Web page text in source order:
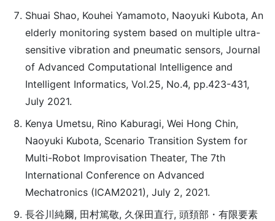
Shuai Shao, Kouhei Yamamoto, Naoyuki Kubota, An
elderly monitoring system based on multiple ultra-
sensitive vibration and pneumatic sensors, Journal
of Advanced Computational Intelligence and
Intelligent Informatics, Vol.25, No.4, pp.423-431,
July 2021.
Kenya Umetsu, Rino Kaburagi, Wei Hong Chin,
Naoyuki Kubota, Scenario Transition System for
Multi-Robot Improvisation Theater, The 7th
International Conference on Advanced
Mechatronics (ICAM2021), July 2, 2021.
長谷川純爾, 田村篤敬, 久保田直行, 頭頚部・有限要素